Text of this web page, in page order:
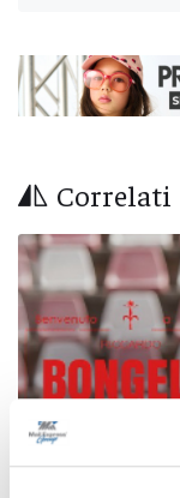
Correlati